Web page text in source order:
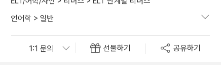
언어학 > 일반
선물하기 공유하기